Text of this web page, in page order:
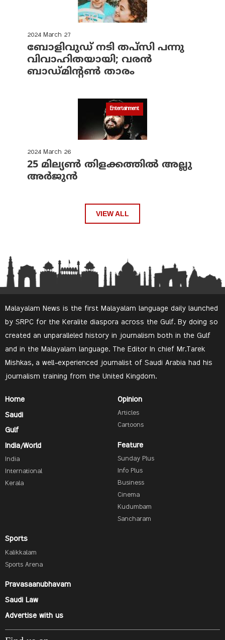
2024 March 27
ബോളിവുഡ് നടി തപ്‌സി പന്നു
വിവാഹിതയായി; വരന്‍
ബാഡ്മിന്റണ്‍ താരം
Entertainment
2024 March 26
25 മില്യണ്‍ തിളക്കത്തില്‍ അല്ലു
അര്‍ജുന്‍
VIEW ALL
Malayalam News is the first Malayalam language daily launched
by SRPC for the Keralite diaspora across the Gulf. By doing so
created an unparalleled history in journalism both in the Gulf
and in the Malayalam language. The Editor In chief Mr.Tarek
Mishkas, a well-experienced journalist of Saudi Arabia had his
journalism training from the United Kingdom.
Home
Saudi
Gulf
India/World
India
International
Kerala
Opinion
Articles
Cartoons
Feature
Sunday Plus
Info Plus
Business
Cinema
Kudumbam
Sancharam
Sports
Kalikkalam
Sports Arena
Pravasaanubhavam
Saudi Law
Advertise with us